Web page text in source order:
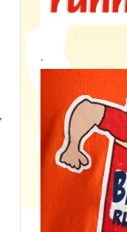
.